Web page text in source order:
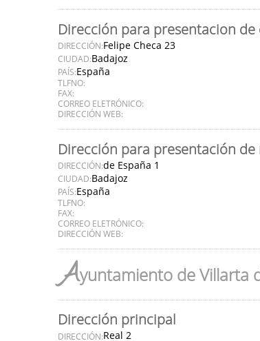
Dirección para presentacion de
DIRECCIÓN:Felipe Checa 23
CIUDAD:Badajoz
PAÍS:España
TLFNO:
FAX:
CORREO ELETRÓNICO:
DIRECCIÓN WEB:
Dirección para presentación de
DIRECCIÓN:de España 1
CIUDAD:Badajoz
PAÍS:España
TLFNO:
FAX:
CORREO ELETRÓNICO:
DIRECCIÓN WEB:
Ayuntamiento de Villarta
Dirección principal
DIRECCIÓN:Real 2